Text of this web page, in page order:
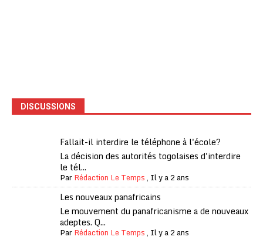
DISCUSSIONS
Fallait-il interdire le téléphone à l'école?
La décision des autorités togolaises d'interdire
le tél...
ParRédaction Le Temps, Il y a 2 ans
Les nouveaux panafricains
Le mouvement du panafricanisme a de nouveaux
adeptes. Q...
ParRédaction Le Temps, Il y a 2 ans